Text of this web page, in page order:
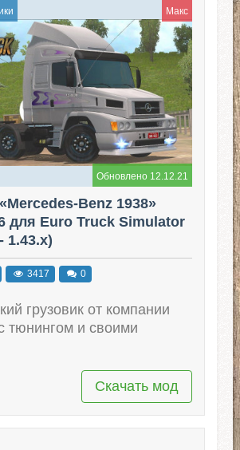
Макс
Обновлено 12.12.21
Benz 1938»
для Euro Truck Simulator
1.43.x)
3417 0
грузовик от компании
тюнингом и своими
Скачать мод